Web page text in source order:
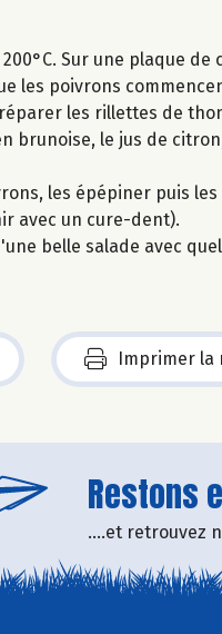
200°C. Sur une plaque
les poivrons
les rillettes de
brunoise, le jus de
les épépiner puis
avec un cure-dent).
belle salade avec
Imprimer la
Restons
....et retrouvez